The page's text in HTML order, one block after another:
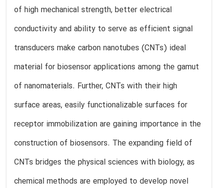
of high mechanical strength, better electrical
conductivity and ability to serve as efficient signal
transducers make carbon nanotubes (CNTs) ideal
material for biosensor applications among the gamut
of nanomaterials. Further, CNTs with their high
surface areas, easily functionalizable surfaces for
receptor immobilization are gaining importance in the
construction of biosensors. The expanding field of
CNTs bridges the physical sciences with biology, as
chemical methods are employed to develop novel